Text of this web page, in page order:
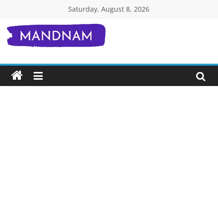
content
Saturday, August 8, 2026
Mandnam.com
जाने
एक-